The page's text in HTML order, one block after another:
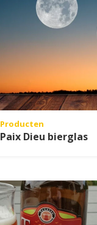
Producten
Paix Dieu bierglas